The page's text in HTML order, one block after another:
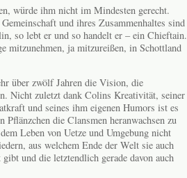
würde ihm nicht im Mindesten gerecht.
und ihres Zusammenhaltes sind
so lebt er und so handelt er – ein Chieftain.
mitzunehmen, ja mitzureißen, in Schottland
über zwölf Jahren die Vision, die
Nicht zuletzt dank Colins Kreativität, seiner
und seines ihm eigenen Humors ist es
Pflänzchen die Clansmen heranwachsen zu
Leben von Uetze und Umgebung nicht
aus welchem Ende der Welt sie auch
und die letztendlich gerade davon auch